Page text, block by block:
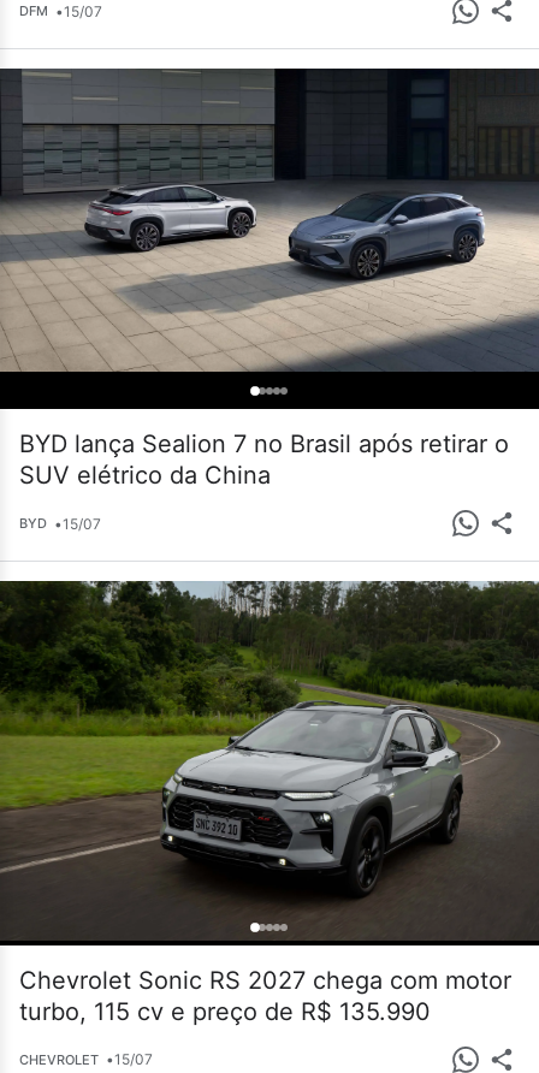
DFM •15/07
BYD lança Sealion 7 no Brasil após retirar o
SUV elétrico da China
BYD •15/07
Chevrolet Sonic RS 2027 chega com motor
turbo, 115 cv e preço de R$ 135.990
CHEVROLET •15/07